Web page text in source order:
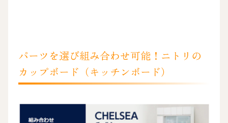
パーツを選び組み合わせ可能！ニトリの
カップボード（キッチンボード）